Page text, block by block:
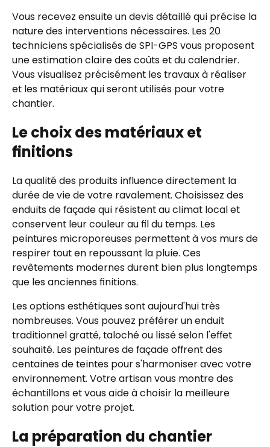
Vous recevez ensuite un devis détaillé qui précise la
nature des interventions nécessaires. Les 20
techniciens spécialisés de SPI-GPS vous proposent
une estimation claire des coûts et du calendrier.
Vous visualisez précisément les travaux à réaliser
et les matériaux qui seront utilisés pour votre
chantier.
Le choix des matériaux et
finitions
La qualité des produits influence directement la
durée de vie de votre ravalement. Choisissez des
enduits de façade qui résistent au climat local et
conservent leur couleur au fil du temps. Les
peintures microporeuses permettent à vos murs de
respirer tout en repoussant la pluie. Ces
revêtements modernes durent bien plus longtemps
que les anciennes finitions.
Les options esthétiques sont aujourd'hui très
nombreuses. Vous pouvez préférer un enduit
traditionnel gratté, taloché ou lissé selon l'effet
souhaité. Les peintures de façade offrent des
centaines de teintes pour s'harmoniser avec votre
environnement. Votre artisan vous montre des
échantillons et vous aide à choisir la meilleure
solution pour votre projet.
La préparation du chantier